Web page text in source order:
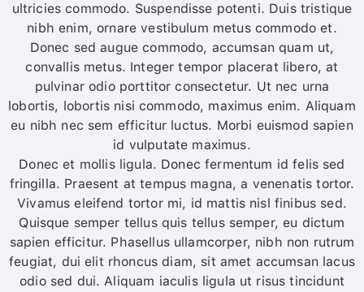
ultricies commodo. Suspendisse potenti. Duis tristique
nibh enim, ornare vestibulum metus commodo et.
Donec sed augue commodo, accumsan quam ut,
convallis metus. Integer tempor placerat libero, at
pulvinar odio porttitor consectetur. Ut nec urna
lobortis, lobortis nisi commodo, maximus enim. Aliquam
eu nibh nec sem efficitur luctus. Morbi euismod sapien
id vulputate maximus.
Donec et mollis ligula. Donec fermentum id felis sed
fringilla. Praesent at tempus magna, a venenatis tortor.
Vivamus eleifend tortor mi, id mattis nisl finibus sed.
Quisque semper tellus quis tellus semper, eu dictum
sapien efficitur. Phasellus ullamcorper, nibh non rutrum
feugiat, dui elit rhoncus diam, sit amet accumsan lacus
odio sed dui. Aliquam iaculis ligula ut risus tincidunt